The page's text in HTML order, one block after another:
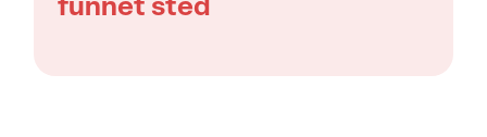
funnet sted